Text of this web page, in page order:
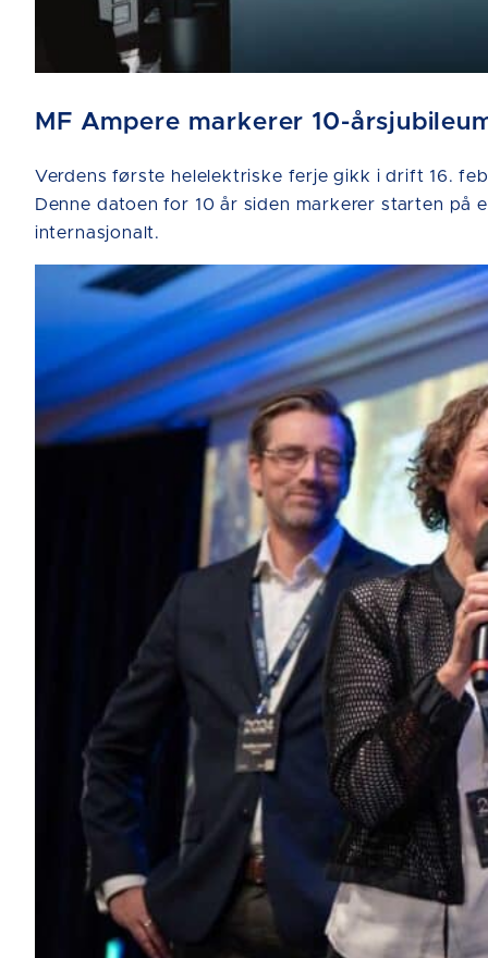
MF Ampere markerer 10-
Verdens første helelektriske ferje gikk i drift 16.
Denne datoen for 10 år siden markerer starten
internasjonalt.